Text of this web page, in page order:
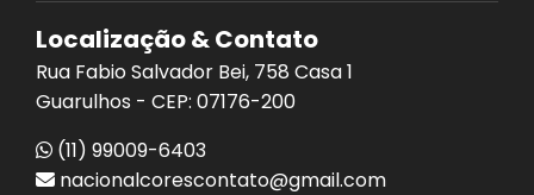
Localização & Contato
Rua Fabio Salvador Bei, 758 Casa 1
Guarulhos - CEP: 07176-200
(11) 99009-6403
nacionalcorescontato@gmail.com